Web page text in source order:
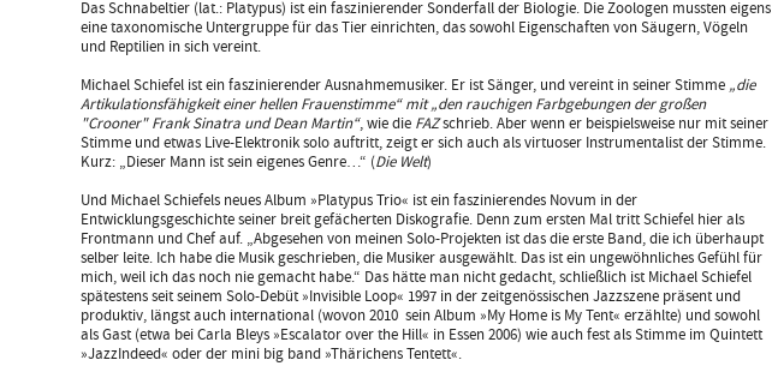
Das Schnabeltier (lat.: Platypus) ist ein faszinierender Sonderfall der Biologie. Die Zoologen mussten eigens
eine taxonomische Untergruppe für das Tier einrichten, das sowohl Eigenschaften von Säugern, Vögeln
und Reptilien in sich vereint.
Michael Schiefel ist ein faszinierender Ausnahmemusiker. Er ist Sänger, und vereint in seiner Stimme „die
Artikulationsfähigkeit einer hellen Frauenstimme“ mit „den rauchigen Farbgebungen der großen
"Crooner" Frank Sinatra und Dean Martin“, wie die FAZschrieb. Aber wenn er beispielsweise nur mit seiner
Stimme und etwas Live-Elektronik solo auftritt, zeigt er sich auch als virtuoser Instrumentalist der Stimme.
Kurz: „Dieser Mann ist sein eigenes Genre…“ (Die Welt)
Und Michael Schiefels neues Album »Platypus Trio« ist ein faszinierendes Novum in der
Entwicklungsgeschichte seiner breit gefächerten Diskografie. Denn zum ersten Mal tritt Schiefel hier als
Frontmann und Chef auf. „Abgesehen von meinen Solo-Projekten ist das die erste Band, die ich überhaupt
selber leite. Ich habe die Musik geschrieben, die Musiker ausgewählt. Das ist ein ungewöhnliches Gefühl für
mich, weil ich das noch nie gemacht habe.“ Das hätte man nicht gedacht, schließlich ist Michael Schiefel
spätestens seit seinem Solo-Debüt »Invisible Loop« 1997 in der zeitgenössischen Jazzszene präsent und
produktiv, längst auch international (wovon 2010 sein Album »My Home is My Tent« erzählte) und sowohl
als Gast (etwa bei Carla Bleys »Escalator over the Hill« in Essen 2006) wie auch fest als Stimme im Quintett
»JazzIndeed« oder der mini big band »Thärichens Tentett«.